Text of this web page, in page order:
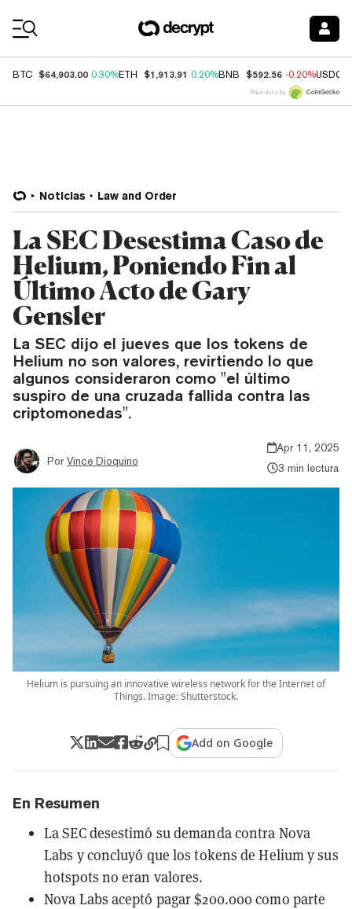
BTC $64,903.00 0.30%ETH $1,913.91 0.20%BNB $592.56 -0.20%USDC
Price data by
Noticias Law and Order
La SEC Desestima Caso de
Helium, Poniendo Fin al
Último Acto de Gary
Gensler
La SEC dijo el jueves que los tokens de
Helium no son valores, revirtiendo lo que
algunos consideraron como "el último
suspiro de una cruzada fallida contra las
criptomonedas".
Por Vince Dioquino
Apr 11, 2025
3 min lectura
Helium is pursuing an innovative wireless network for the Internet of
Things. Image: Shutterstock.
Add on Google
En Resumen
La SEC desestimó su demanda contra Nova
Labs y concluyó que los tokens de Helium y sus
hotspots no eran valores.
Nova Labs aceptó pagar $200.000 como parte